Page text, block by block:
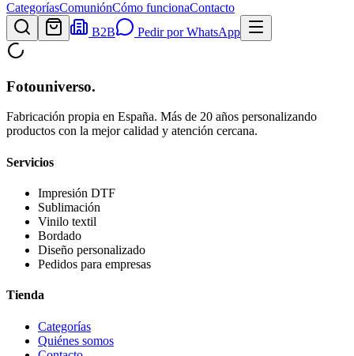
CategoríasComuniónCómo funcionaContacto
B2B
Pedir por WhatsApp
Fotouniverso.
Fabricación propia en España. Más de 20 años personalizando
productos con la mejor calidad y atención cercana.
Servicios
Impresión DTF
Sublimación
Vinilo textil
Bordado
Diseño personalizado
Pedidos para empresas
Tienda
Categorías
Quiénes somos